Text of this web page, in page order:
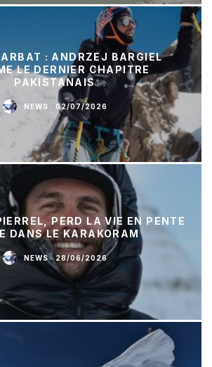
: ANDRZEJ BARGIEL
LE DERNIER CHAPITRE
PAKISTANAIS
NEWS · 02/07/2026
PERD LA VIE EN PENTE
DANS LE KARAKORAM
NEWS · 28/06/2026